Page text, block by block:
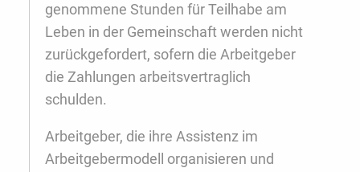
genommene Stunden für Teilhabe am
Leben in der Gemeinschaft werden nicht
zurückgefordert, sofern die Arbeitgeber
die Zahlungen arbeitsvertraglich
schulden.
Arbeitgeber, die ihre Assistenz im
Arbeitgebermodell organisieren und